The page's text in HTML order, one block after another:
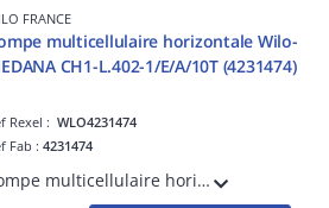
FRANCE
multicellulaire horizontale Wilo-
CH1-L.402-1/E/A/10T (4231474)
Rexel :WLO4231474
Fab :4231474
Pompe multicellulaire horizontale Wilo-MEDANA CH1-L.402-1/E/A/10T non auto-amorçante est dotée d'un corps inox pour les applications de distribution d'eau et surpression, irrigation et process industriels. (4231474)